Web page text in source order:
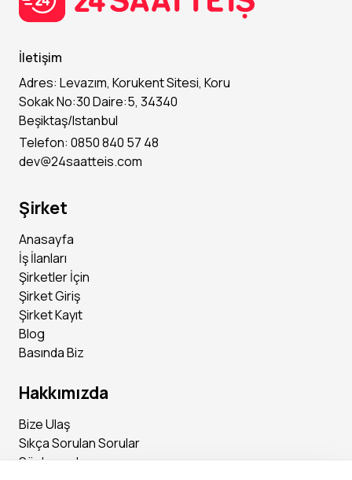
Prim sistemi (başarıya dayalı ek gelir imkanı)
Sıcak ve destekleyici bir ekip ortamı
Kişisel gelişim ve satış eğitimi desteği
İş Tanımı:
Waffle hazırlık ve sunum süreçlerinde görev almak
Müşteriyle ilgilenmek ve satış yapmak
Stand düzeni ve temizliğini sağlamak
Başvurularınızı bekliyoruz.
İletişim
Adres: Levazım, Korukent Sitesi, Koru
Sokak No:30 Daire:5, 34340
Beşiktaş/Istanbul
Telefon: 0850 840 57 48
dev@24saatteis.com
Şirket
Anasayfa
İş İlanları
Şirketler İçin
Şirket Giriş
Şirket Kayıt
Blog
Basında Biz
Hakkımızda
Bize Ulaş
Sıkça Sorulan Sorular
Sözleşmeler